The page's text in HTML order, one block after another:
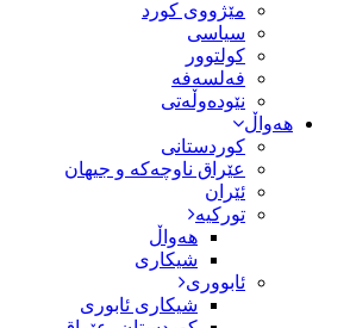
مێژووى کورد
سیاسى
کولتوور
فەلسەفە
نێودەوڵەتی
هەواڵ
کوردستانی
عێراق ناوچەکە و جیهان
ئێران
تورکیە
هەواڵ
شیکاری
ئابووری
شیکاری ئابوری